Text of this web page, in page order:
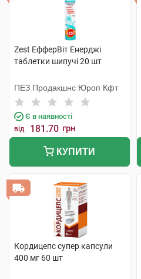
Zest ЕфферВіт Енерджі
таблетки шипучі 20 шт
ПЕЗ Продакшнс Юроп Кфт
Є в наявності
від 181.70 грн
КУПИТИ
Кордицепс супер капсули
400 мг 60 шт